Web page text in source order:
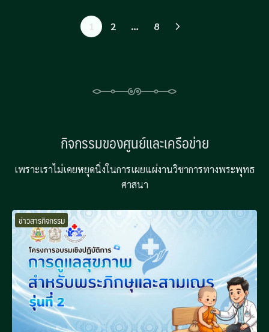
1 2 … 8
กิจกรรมของศูนย์และเครือข่าย
เพราะเราไม่เคยหยุดนิ่งในการเผยแผ่งานวิชาการทางพระพุทธ
ศาสนา
ข่าวสารกิจกรรม